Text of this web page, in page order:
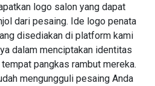
logo salon yang dapat
dari pesaing. Ide logo penata
disediakan di platform kami
dalam menciptakan identitas
pangkas rambut mereka.
mengungguli pesaing Anda